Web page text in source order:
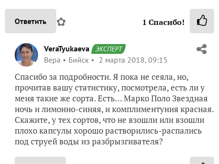
Ответить ✿ 1 Спасибо!
VeraTyukaeva ЭКСПЕРТ
Вера Бийск 2 марта 2018, 09:15
Спасибо за подробности. Я пока не сеяла, но,
прочитав вашу статистику, посмотрела, есть ли у
меня такие же сорта. Есть… Марко Поло Звездная
ночь и лимонно-синяя, и комплиментуния красная.
Скажите, у тех сортов, что не взошли или взошли
плохо капсулы хорошо растворились-распались
под струей воды из разбрызгивателя?